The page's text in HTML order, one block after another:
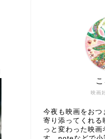
映画
今夜も映画をおつ
寄り添ってくれる
っと変わった映画